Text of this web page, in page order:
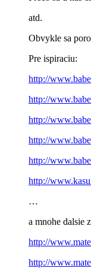
atd.
Obvykle sa
Pre ispiraciu:
http://
http://
http://
http://
http://
http://
…
a mnohe dalsie
http://
http://